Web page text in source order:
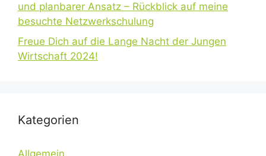
und planbarer Ansatz – Rückblick auf meine
besuchte Netzwerkschulung
Freue Dich auf die Lange Nacht der Jungen
Wirtschaft 2024!
Kategorien
Allgemein